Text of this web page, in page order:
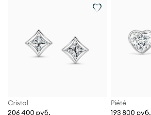
Cristal
206 400 руб.
Piété
193 800 руб.